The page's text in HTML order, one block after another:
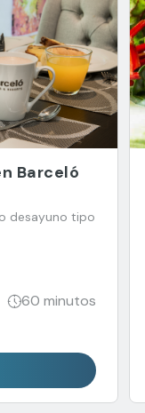
Barceló
desayuno tipo
60 minutos